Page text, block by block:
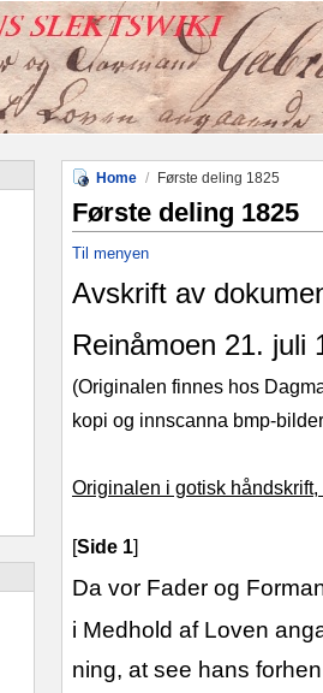
Home / Første deling 1825
Første deling 1825
Til menyen
Avskrift av
Reinåmoen 21. juli
(Originalen finnes hos
kopi og innscanna bmp-
Originalen i gotisk
[Side 1]
Da vor Fader og
i Medhold af Loven
ning, at see hans